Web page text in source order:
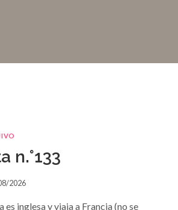
n.°133
2026
es inglesa y viaja a Francia (no se